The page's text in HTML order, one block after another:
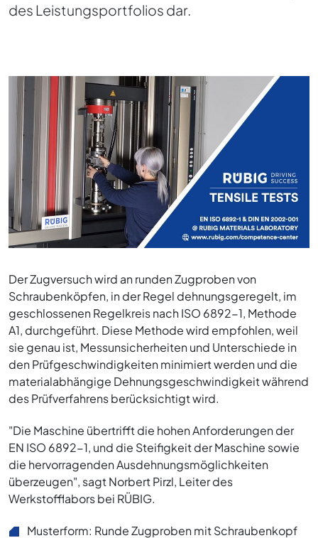
des Leistungsportfolios dar.
Der Zugversuch wird an runden Zugproben von
Schraubenköpfen, in der Regel dehnungsgeregelt, im
geschlossenen Regelkreis nach ISO 6892-1, Methode
A1, durchgeführt. Diese Methode wird empfohlen, weil
sie genau ist, Messunsicherheiten und Unterschiede in
den Prüfgeschwindigkeiten minimiert werden und die
materialabhängige Dehnungsgeschwindigkeit während
des Prüfverfahrens berücksichtigt wird.
"Die Maschine übertrifft die hohen Anforderungen der
EN ISO 6892-1, und die Steifigkeit der Maschine sowie
die hervorragenden Ausdehnungsmöglichkeiten
überzeugen", sagt Norbert Pirzl, Leiter des
Werkstofflabors bei RÜBIG.
Musterform: Runde Zugproben mit Schraubenkopf